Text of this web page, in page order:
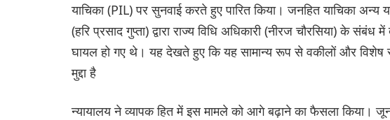
याचिका (PIL) पर सुनवाई करते हुए पारित किया। जनहित याचिका अन्य
(हरि प्रसाद गुप्ता) द्वारा राज्य विधि अधिकारी (नीरज चौरसिया) के
घायल हो गए थे। यह देखते हुए कि यह सामान्य रूप से वकीलों और विशेष
मुद्दा है
न्यायालय ने व्यापक हित में इस मामले को आगे बढ़ाने का फैसला किया।